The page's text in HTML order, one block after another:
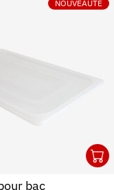
NOUVEAUTÉ
bac